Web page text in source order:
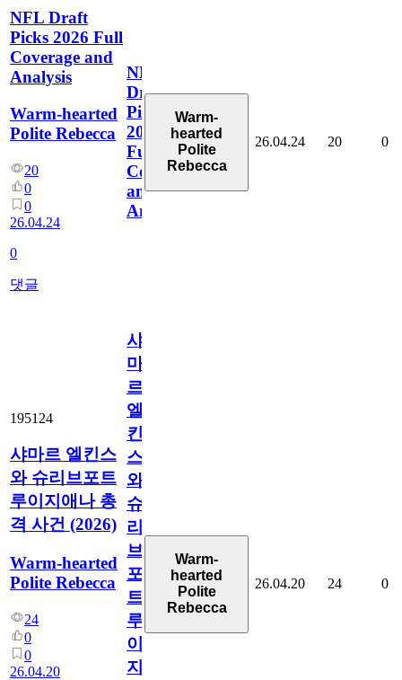
NFL Draft
Picks 2026 Full
Coverage and
Analysis
Warm-hearted
Polite Rebecca
20
0
0
26.04.24
0
댓글
NFL
Draft
Picks
2026
Full
Coverage
and
Analysis
Warm-
hearted
Polite
Rebecca
26.04.24 20 0
195124
샤마르 엘킨스
와 슈리브포트
루이지애나 총
격 사건 (2026)
Warm-hearted
Polite Rebecca
24
0
0
26.04.20
샤
마
르
엘
킨
스
와
슈
리
브
포
트
루
이
지
Warm-
hearted
Polite
Rebecca
26.04.20 24 0